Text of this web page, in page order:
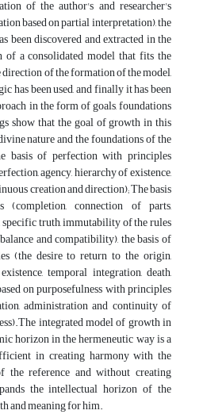
of the author's and researcher's
based on partial interpretation), the
been discovered and extracted in the
a consolidated model that fits the
of the formation of the model,
has been used, and finally it has been
in the form of goals, foundations
show that the goal of growth in this
nature and the foundations of the
basis of perfection with principles
agency, hierarchy of existence,
creation and direction); The basis
connection of parts,
specific truth, immutability of the rules
and compatibility), the basis of
(the desire to return to the origin,
temporal integration, death,
on purposefulness with principles
administration and continuity of
integrated model of growth in
horizon in the hermeneutic way is a
in creating harmony with the
the reference and without creating
the intellectual horizon of the
and meaning for him.